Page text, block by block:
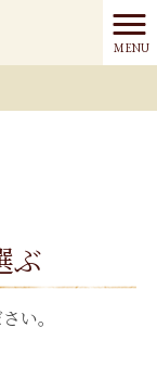
MENU
ぶ
い。